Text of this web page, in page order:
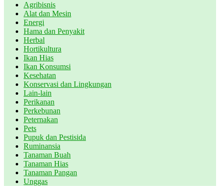
Agribisnis
Alat dan Mesin
Energi
Hama dan Penyakit
Herbal
Hortikultura
Ikan Hias
Ikan Konsumsi
Kesehatan
Konservasi dan Lingkungan
Lain-lain
Perikanan
Perkebunan
Peternakan
Pets
Pupuk dan Pestisida
Ruminansia
Tanaman Buah
Tanaman Hias
Tanaman Pangan
Unggas